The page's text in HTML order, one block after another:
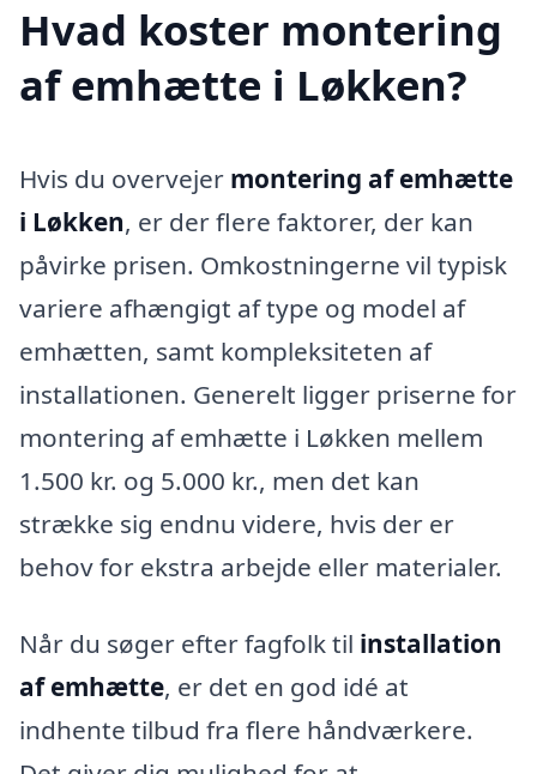
Hvad koster montering
af emhætte i Løkken?
Hvis du overvejer montering af emhætte
i Løkken, er der flere faktorer, der kan
påvirke prisen. Omkostningerne vil typisk
variere afhængigt af type og model af
emhætten, samt kompleksiteten af
installationen. Generelt ligger priserne for
montering af emhætte i Løkken mellem
1.500 kr. og 5.000 kr., men det kan
strække sig endnu videre, hvis der er
behov for ekstra arbejde eller materialer.
Når du søger efter fagfolk til installation
af emhætte, er det en god idé at
indhente tilbud fra flere håndværkere.